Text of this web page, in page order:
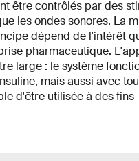
être contrôlés par des
les ondes sonores. La
dépend de l'intérêt
pharmaceutique.
large : le système
mais aussi avec
d'être utilisée à des fins